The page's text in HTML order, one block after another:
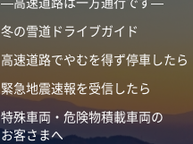
冬の雪道ドライブガイド
高速道路でやむを得ず停車したら
緊急地震速報を受信したら
特殊車両・危険物積載車両の
お客さまへ